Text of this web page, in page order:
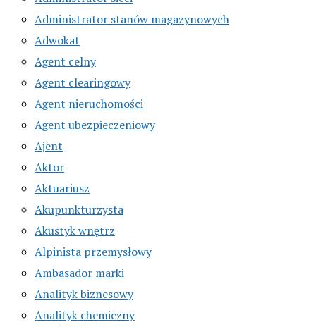
Administrator stanów magazynowych
Adwokat
Agent celny
Agent clearingowy
Agent nieruchomości
Agent ubezpieczeniowy
Ajent
Aktor
Aktuariusz
Akupunkturzysta
Akustyk wnętrz
Alpinista przemysłowy
Ambasador marki
Analityk biznesowy
Analityk chemiczny